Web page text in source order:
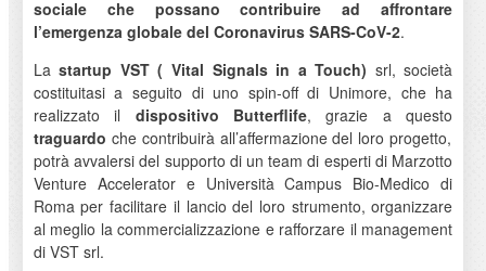
sociale che possano contribuire ad affrontare
l’emergenza globale del Coronavirus SARS-CoV-2.
Lastartup VST ( Vital Signals in a Touch) srl, società
costituitasi a seguito di uno spin-off di Unimore, che ha
realizzato il dispositivo Butterflife, grazie a questo
traguardo che contribuirà all’affermazione del loro progetto,
potrà avvalersi del supporto di un team di esperti di Marzotto
Venture Accelerator e Università Campus Bio-Medico di
Roma per facilitare il lancio del loro strumento, organizzare
al meglio la commercializzazione e rafforzare il management
di VST srl.